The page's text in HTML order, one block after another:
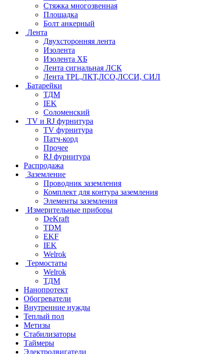
Стяжка многозвенная
Площадка
Болт анкерный
Лента
Двухсторонняя лента
Изолента
Изолента ХБ
Лента сигнальная ЛСК
Лента TPL,ЛКТ,ЛСО,ЛССИ, СИЛ
Батарейки
ТДМ
IEK
Соломенский
TV и RJ фурнитура
TV фурнитура
Патч-корд
Прочее
RJ фурнитура
Распродажа
Заземление
Проводник заземления
Комплект для контура заземления
Элементы заземления
Измерительные приборы
DeKraft
TDM
EKF
IEK
Welrok
Термостаты
Welrok
ТДМ
Нанопротект
Обогреватели
Внутренние нужды
Теплый пол
Метизы
Стабилизаторы
Таймеры
Электродвигатели